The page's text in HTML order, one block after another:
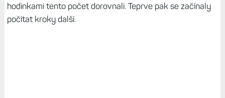
hodinkami tento počet dorovnali. Teprve pak se začínaly
počítat kroky další.